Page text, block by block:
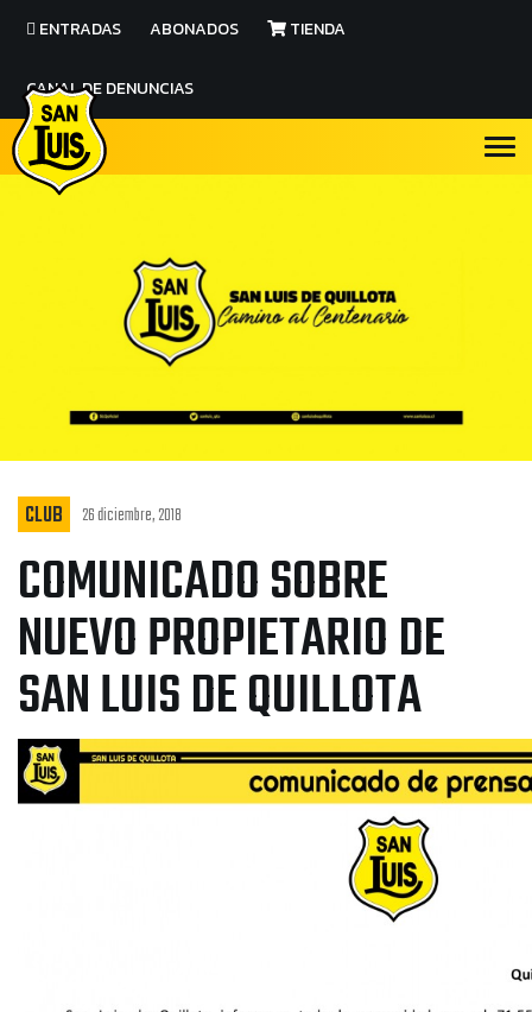
ENTRADAS ABONADOS TIENDA
CANAL DE DENUNCIAS
CLUB 26 diciembre, 2018
COMUNICADO SOBRE
NUEVO PROPIETARIO DE
SAN LUIS DE QUILLOTA